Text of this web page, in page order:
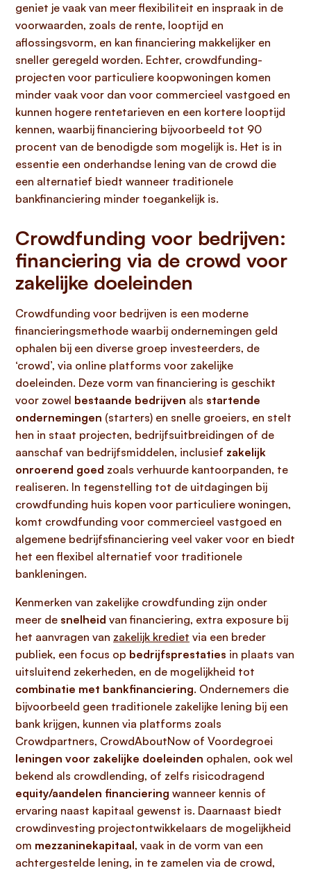
geniet je vaak van meer flexibiliteit en inspraak in de
voorwaarden, zoals de rente, looptijd en
aflossingsvorm, en kan financiering makkelijker en
sneller geregeld worden. Echter, crowdfunding-
projecten voor particuliere koopwoningen komen
minder vaak voor dan voor commercieel vastgoed en
kunnen hogere rentetarieven en een kortere looptijd
kennen, waarbij financiering bijvoorbeeld tot 90
procent van de benodigde som mogelijk is. Het is in
essentie een onderhandse lening van de crowd die
een alternatief biedt wanneer traditionele
bankfinanciering minder toegankelijk is.
Crowdfunding voor bedrijven:
financiering via de crowd voor
zakelijke doeleinden
Crowdfunding voor bedrijven is een moderne
financieringsmethode waarbij ondernemingen geld
ophalen bij een diverse groep investeerders, de
‘crowd’, via online platforms voor zakelijke
doeleinden. Deze vorm van financiering is geschikt
voor zowel bestaande bedrijven als startende
ondernemingen (starters) en snelle groeiers, en stelt
hen in staat projecten, bedrijfsuitbreidingen of de
aanschaf van bedrijfsmiddelen, inclusief zakelijk
onroerend goed zoals verhuurde kantoorpanden, te
realiseren. In tegenstelling tot de uitdagingen bij
crowdfunding huis kopen voor particuliere woningen,
komt crowdfunding voor commercieel vastgoed en
algemene bedrijfsfinanciering veel vaker voor en biedt
het een flexibel alternatief voor traditionele
bankleningen.
Kenmerken van zakelijke crowdfunding zijn onder
meer de snelheid van financiering, extra exposure bij
het aanvragen van zakelijk krediet via een breder
publiek, een focus op bedrijfsprestaties in plaats van
uitsluitend zekerheden, en de mogelijkheid tot
combinatie met bankfinanciering. Ondernemers die
bijvoorbeeld geen traditionele zakelijke lening bij een
bank krijgen, kunnen via platforms zoals
Crowdpartners, CrowdAboutNow of Voordegroei
leningen voor zakelijke doeleinden ophalen, ook wel
bekend als crowdlending, of zelfs risicodragend
equity/aandelen financiering wanneer kennis of
ervaring naast kapitaal gewenst is. Daarnaast biedt
crowdinvesting projectontwikkelaars de mogelijkheid
om mezzaninekapitaal, vaak in de vorm van een
achtergestelde lening, in te zamelen via de crowd,